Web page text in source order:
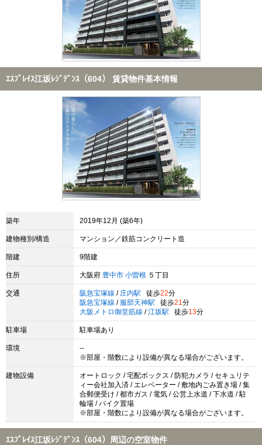
ｴｽﾌﾟﾚｲｽ江坂ﾚｼﾞﾃﾞﾝｽ（604） 賃貸物件基本情報
築年 2019年12月 (築6年)
建物種別/構造 マンション／鉄筋コンクリート造
階建 9階建
住所 大阪府 豊中市 小曽根 ５丁目
交通 阪急宝塚線 / 庄内駅 徒歩22分
阪急宝塚線 / 服部天神駅 徒歩21 分
大阪メトロ御堂筋線 / 江坂駅 徒歩13分
駐車場 駐車場あり
環境
--
※部屋・階数により設備が異なる場合がございます。
建物設備
オートロック / 宅配ボックス / 防犯カメラ / セキュリテ
ィー会社加入済 / エレベーター / 敷地内ごみ置き場 / 集
合郵便受け / 都市ガス / 電気 / 公営上水道 / 下水道 / 駐
輪場 / バイク置場
※部屋・階数により設備が異なる場合がございます。
ｴｽﾌﾟﾚｲｽ江坂ﾚｼﾞﾃﾞﾝｽ（604）周辺の空室物件